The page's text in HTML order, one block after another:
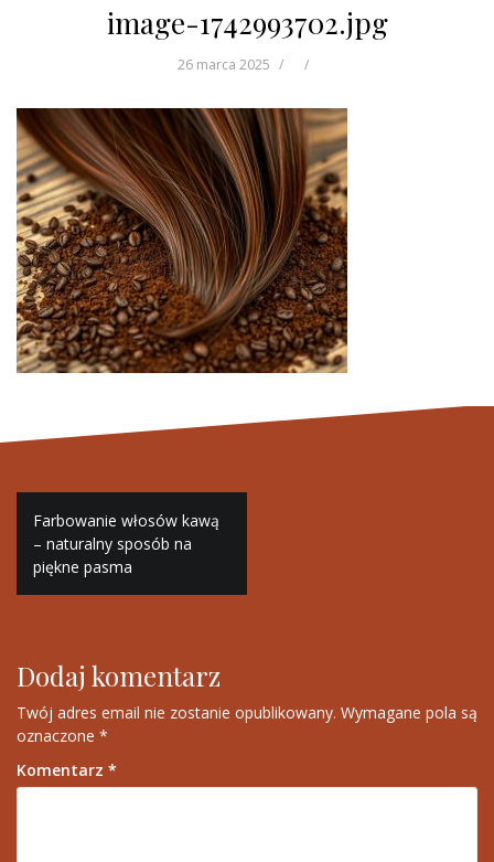
image-1742993702.jpg
26 marca 2025
Nawigacja
wpisu
Farbowanie włosów kawą
– naturalny sposób na
piękne pasma
Dodaj komentarz
Twój adres email nie zostanie opublikowany. Wymagane pola są
oznaczone *
Komentarz *